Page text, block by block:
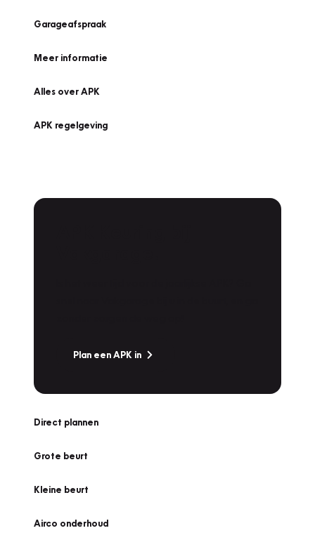
Garageafspraak
Meer informatie
Alles over APK
APK regelgeving
Plan een APK in
Direct plannen
Grote beurt
Kleine beurt
Airco onderhoud